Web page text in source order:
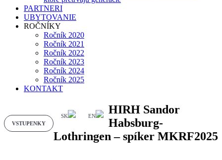
PARTNERI
UBYTOVANIE
ROČNÍKY
Ročník 2020
Ročník 2021
Ročník 2022
Ročník 2023
Ročník 2024
Ročník 2025
KONTAKT
VSTUPENKY
SK EN
HIRH Sandor
Habsburg-
Lothringen – spíker MKRF2025